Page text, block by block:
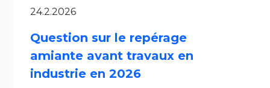
24.2.2026
Question sur le repérage
amiante avant travaux en
industrie en 2026